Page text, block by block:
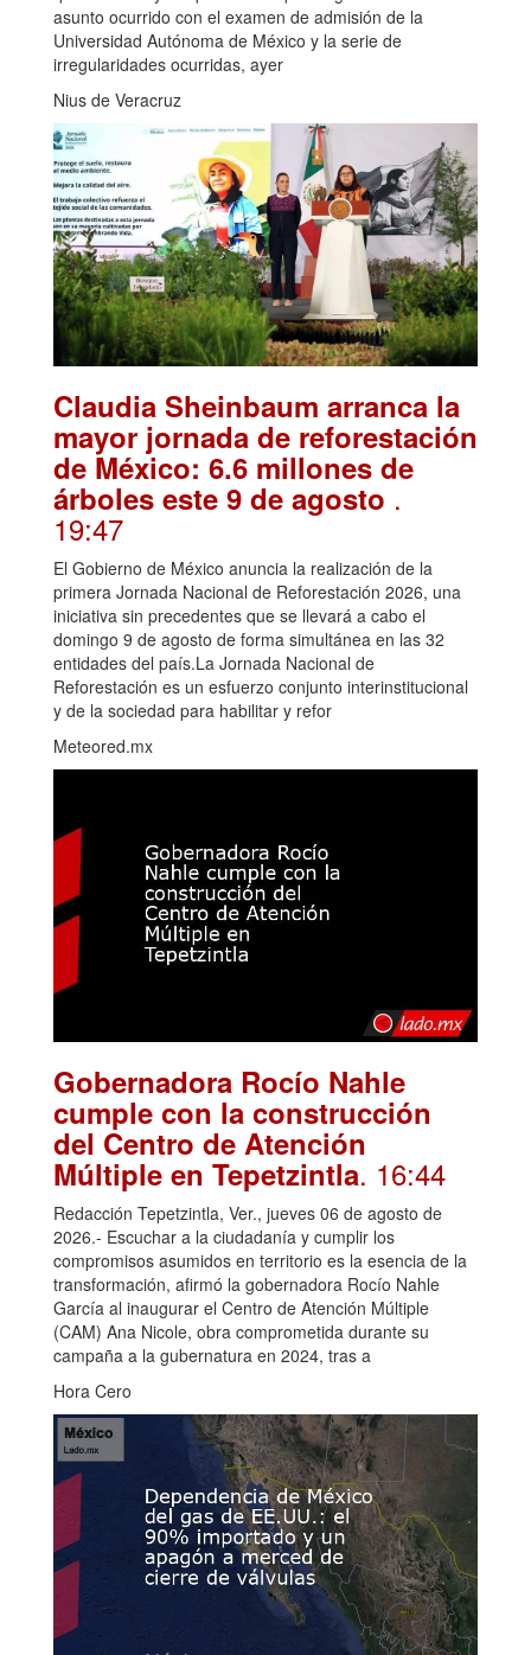
asunto ocurrido con el examen de admisión de la
Universidad Autónoma de México y la serie de
irregularidades ocurridas, ayer
Nius de Veracruz
Claudia Sheinbaum arranca la
mayor jornada de reforestación
de México: 6.6 millones de
árboles este 9 de agosto .
19:47
El Gobierno de México anuncia la realización de la
primera Jornada Nacional de Reforestación 2026, una
iniciativa sin precedentes que se llevará a cabo el
domingo 9 de agosto de forma simultánea en las 32
entidades del país.La Jornada Nacional de
Reforestación es un esfuerzo conjunto interinstitucional
y de la sociedad para habilitar y refor
Meteored.mx
Gobernadora Rocío Nahle
cumple con la construcción
del Centro de Atención
Múltiple en Tepetzintla. 16:44
Redacción Tepetzintla, Ver., jueves 06 de agosto de
2026.- Escuchar a la ciudadanía y cumplir los
compromisos asumidos en territorio es la esencia de la
transformación, afirmó la gobernadora Rocío Nahle
García al inaugurar el Centro de Atención Múltiple
(CAM) Ana Nicole, obra comprometida durante su
campaña a la gubernatura en 2024, tras a
Hora Cero